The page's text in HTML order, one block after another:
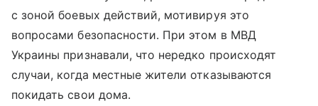
с зоной боевых действий, мотивируя это
вопросами безопасности. При этом в МВД
Украины признавали, что нередко происходят
случаи, когда местные жители отказываются
покидать свои дома.